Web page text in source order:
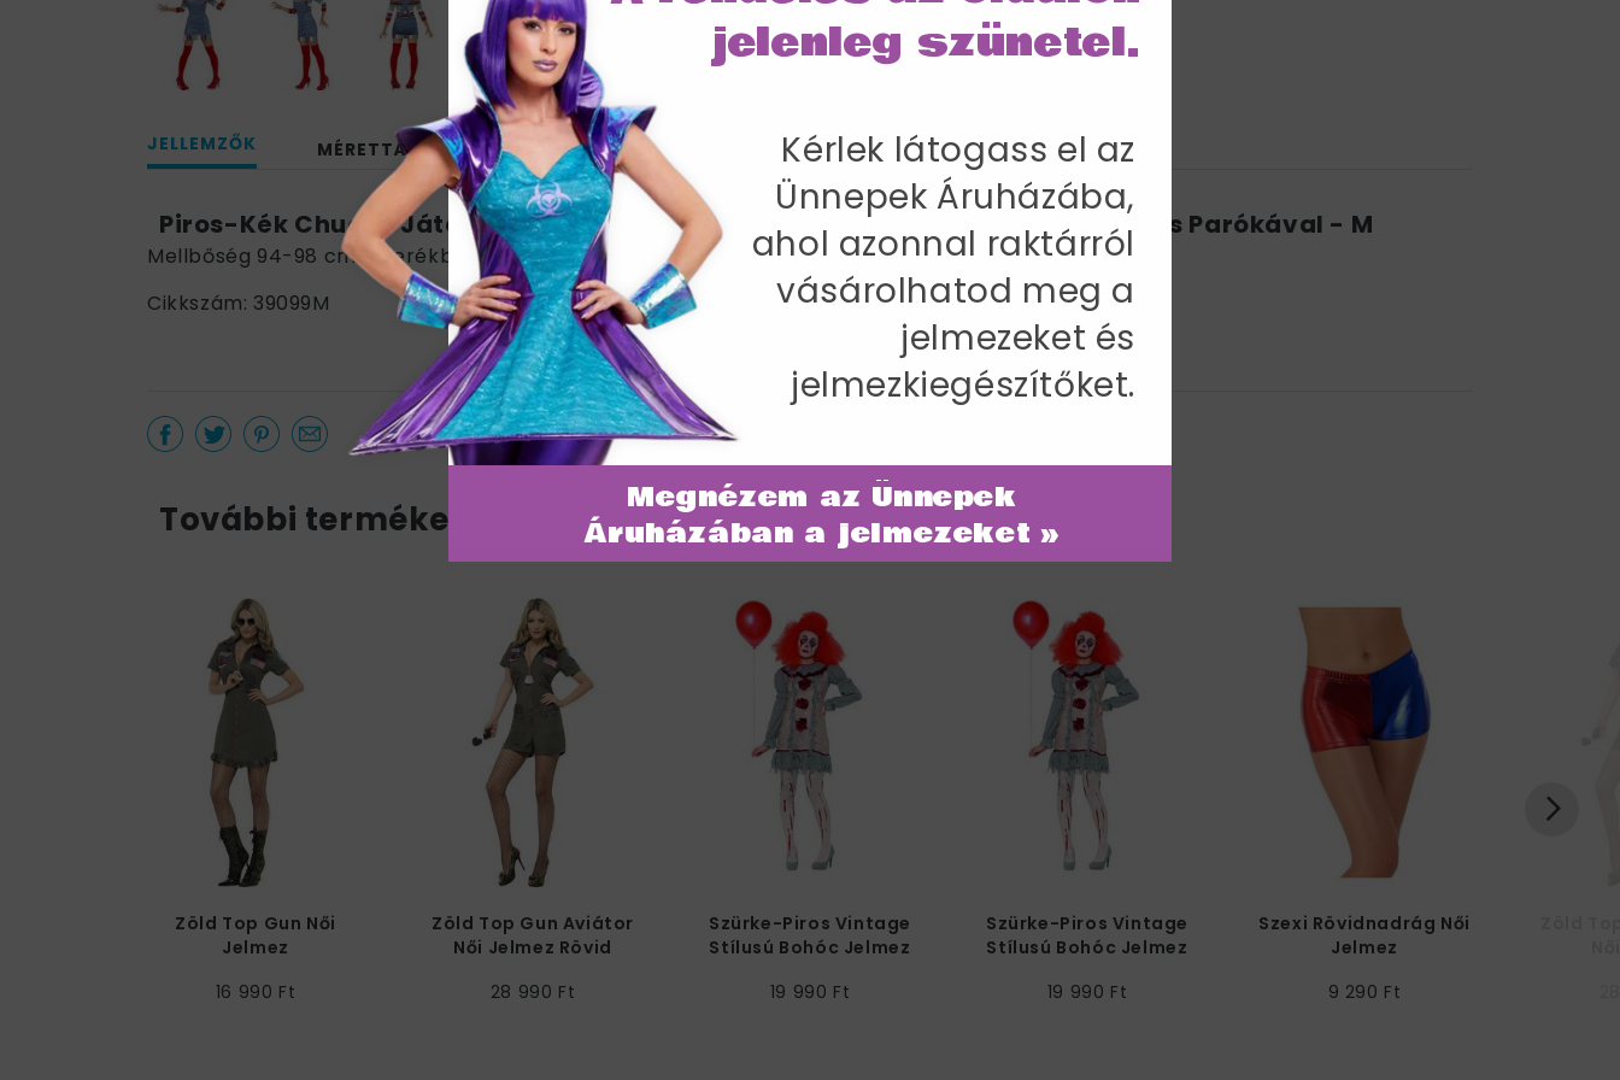
JELLEMZŐK MÉRETTÁBLÁZAT SZÁLLÍTÁS
Piros-Kék Chucky Játékbaba Jelmez Nőknek Pulóverrel, Ruhával, Maszkkal és Parókával - M
Mellbőség 94-98 cm / Derékbőség 74-77 cm / Csípőméret 100-104 cm / Belső lábhossz 83 cm
Cikkszám: 39099M
További termékek a kategóriában
Zöld Top Gun Női
Jelmez
16 990 Ft
Zöld Top Gun Aviátor
Női Jelmez Rövid
28 990 Ft
Szürke-Piros Vintage
Stílusú Bohóc Jelmez
19 990 Ft
Szürke-Piros Vintage
Stílusú Bohóc Jelmez
19 990 Ft
Szexi Rövidnadrág Női
Jelmez
9 290 Ft
Megnézem az Ünnepek
Áruházában a jelmezeket »
Kérlek látogass el az
Ünnepek Áruházába,
ahol azonnal raktárról
vásárolhatod meg a
jelmezeket és
jelmezkiegészítőket.
jelenleg szünetel.